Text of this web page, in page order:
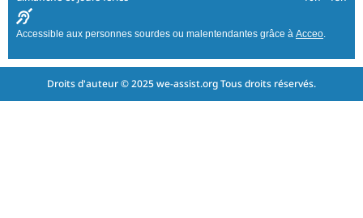
Accessible aux personnes sourdes ou malentendantes grâce à Acceo.
Droits d'auteur © 2025 we-assist.org Tous droits réservés.